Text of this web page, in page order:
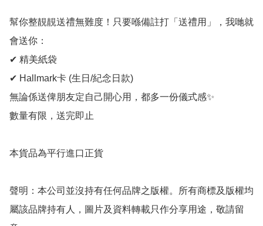
幫你整靚靚送禮無難度！只要喺備註打「送禮用」，我哋就
會送你：
✔ 精美紙袋
✔ Hallmark卡 (生日/紀念日款)
無論係送俾朋友定自己開心用，都多一份儀式感✨
數量有限，送完即止
本貨品為平行進口正貨
聲明：本公司並沒持有任何品牌之版權。所有商標及版權均
屬該品牌持有人，圖片及資料轉載只作分享用途，敬請留